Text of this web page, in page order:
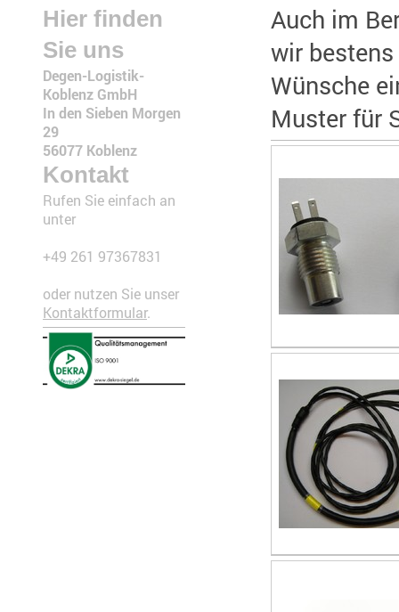
Auch im
wir
Wünsche
Muster für
Hier finden
Sie uns
Degen-Logistik-
Koblenz GmbH
In den Sieben Morgen
29
56077 Koblenz
Kontakt
Rufen Sie einfach an
unter
+49 261 97367831
oder nutzen Sie unser
Kontaktformular.